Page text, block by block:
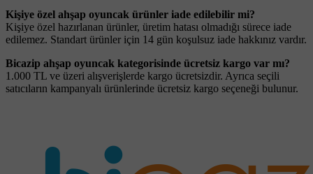
Kişiye özel ahşap oyuncak ürünler iade edilebilir mi?
Kişiye özel hazırlanan ürünler, üretim hatası olmadığı sürece iade
edilemez. Standart ürünler için 14 gün koşulsuz iade hakkınız vardır.
Bicazip ahşap oyuncak kategorisinde ücretsiz kargo var mı?
1.000 TL ve üzeri alışverişlerde kargo ücretsizdir. Ayrıca seçili
satıcıların kampanyalı ürünlerinde ücretsiz kargo seçeneği bulunur.